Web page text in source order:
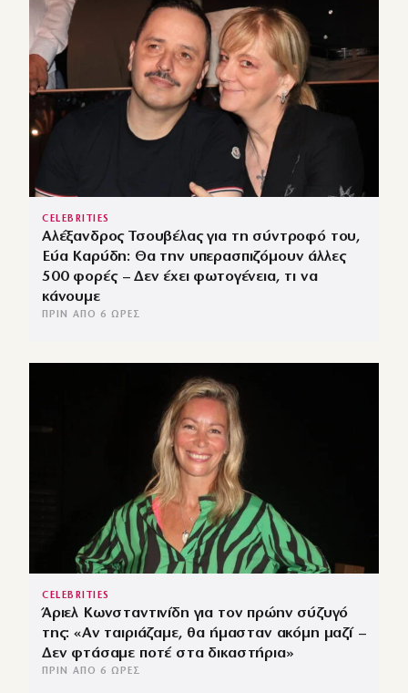
CELEBRITIES
Αλέξανδρος Τσουβέλας για τη σύντροφό του,
Εύα Καρύδη: Θα την υπερασπιζόμουν άλλες
500 φορές – Δεν έχει φωτογένεια, τι να
κάνουμε
ΠΡΙΝ ΑΠΌ 6 ΏΡΕΣ
CELEBRITIES
Άριελ Κωνσταντινίδη για τον πρώην σύζυγό
της: «Αν ταιριάζαμε, θα ήμασταν ακόμη μαζί –
Δεν φτάσαμε ποτέ στα δικαστήρια»
ΠΡΙΝ ΑΠΌ 6 ΏΡΕΣ